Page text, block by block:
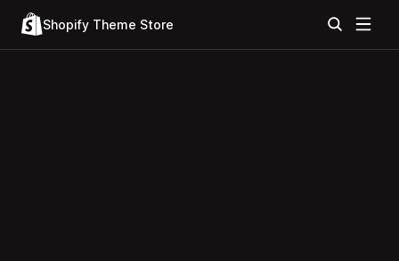
Shopify Theme Store